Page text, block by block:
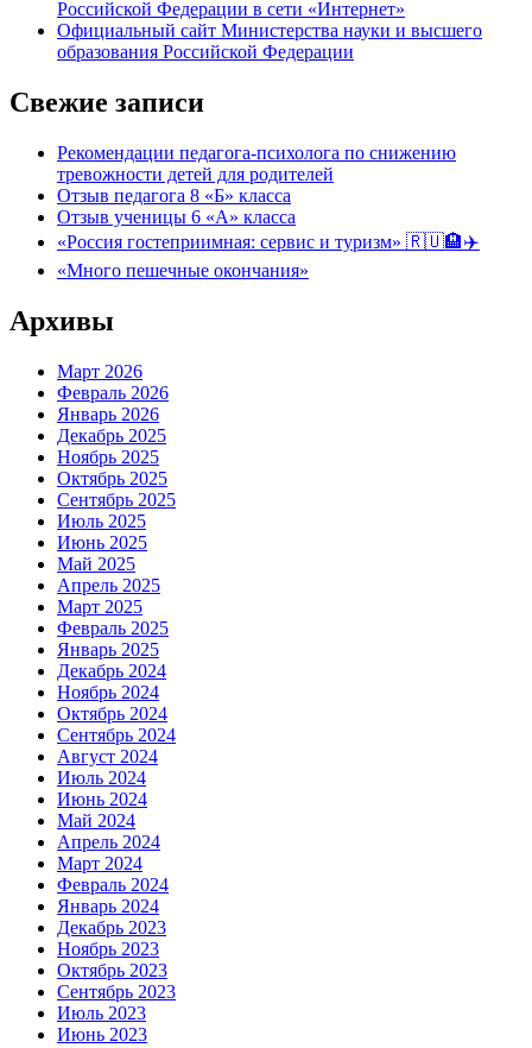
Российской Федерации в сети «Интернет»
Официальный сайт Министерства науки и высшего
образования Российской Федерации
Свежие записи
Рекомендации педагога-психолога по снижению
тревожности детей для родителей
Отзыв педагога 8 «Б» класса
Отзыв ученицы 6 «А» класса
«Россия гостеприимная: сервис и туризм» 🇷🇺🏨✈️
«Много пешечные окончания»
Архивы
Март 2026
Февраль 2026
Январь 2026
Декабрь 2025
Ноябрь 2025
Октябрь 2025
Сентябрь 2025
Июль 2025
Июнь 2025
Май 2025
Апрель 2025
Март 2025
Февраль 2025
Январь 2025
Декабрь 2024
Ноябрь 2024
Октябрь 2024
Сентябрь 2024
Август 2024
Июль 2024
Июнь 2024
Май 2024
Апрель 2024
Март 2024
Февраль 2024
Январь 2024
Декабрь 2023
Ноябрь 2023
Октябрь 2023
Сентябрь 2023
Июль 2023
Июнь 2023